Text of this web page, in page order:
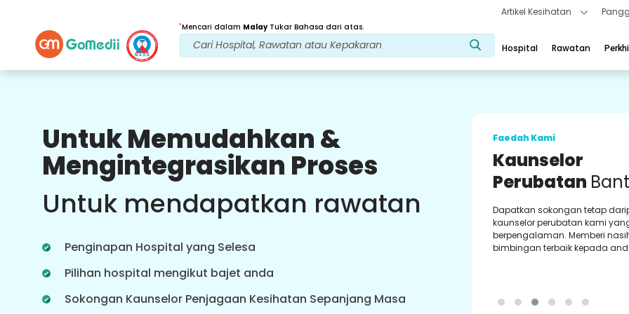
Artikel Kesihatan
*Mencari dalam MalayTukar Bahasa dari atas.
Hospital Rawatan
Untuk Memudahkan &
Mengintegrasikan Proses
Untuk mendapatkan rawatan
Penginapan Hospital yang Selesa
Pilihan hospital mengikut bajet anda
Sokongan Kaunselor Penjagaan Kesihatan Sepanjang Masa
Faedah Kami
Rawatan Selepas
penjagaan susulan
Dapatkan sokongan perubatan dan
setiap masa. Kemas kini berkala
Faedah Kami
Kaunselor
Perubatan
Dapatkan sokongan tetap
kaunselor perubatan kami
berpengalaman. Memberi
bimbingan terbaik kepada